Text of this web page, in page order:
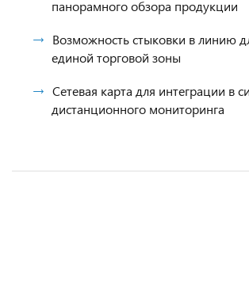
панорамного обзора продукции
Возможность стыковки в линию
единой торговой зоны
Сетевая карта для интеграции в
дистанционного мониторинга